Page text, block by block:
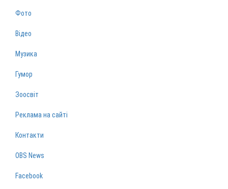
Фото
Відео
Музика
Гумор
Зоосвіт
Реклама на сайті
Контакти
OBS News
Facebook